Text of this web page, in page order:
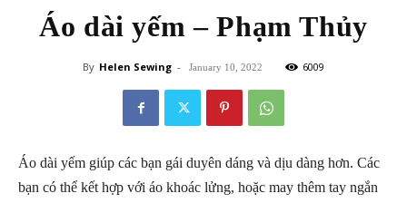
Áo dài yếm – Phạm Thủy
By Helen Sewing - January 10, 2022 6009
Áo dài yếm giúp các bạn gái duyên dáng và dịu dàng hơn. Các
bạn có thể kết hợp với áo khoác lửng, hoặc may thêm tay ngắn